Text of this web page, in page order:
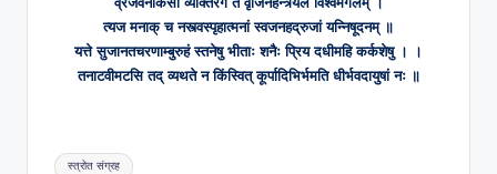
त्यज मनाक् च नस्त्वस्पृहात्मनां स्वजनहद्रुजां यन्निषूदनम् ॥
यत्ते सुजानतचरणाम्बुरुहं स्तनेषु भीताः शनैः प्रिय दधीमहि कर्कशेषु । ।
तनाटवीमटसि तद् व्यथते न किंस्वित् कूर्पादिभिर्भमति धीर्भवदायुषां नः ॥
Tags:
स्त्रोत संग्रह